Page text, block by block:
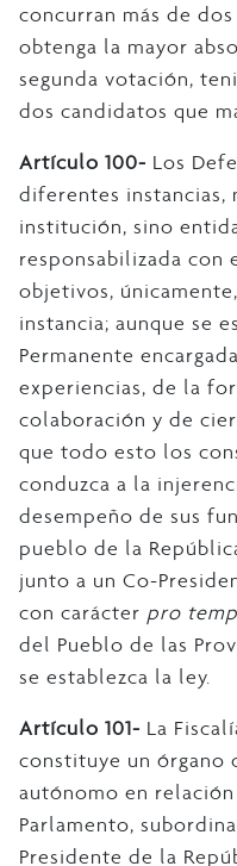
concurran más de
obtenga la mayor
segunda votación,
dos candidatos que
Artículo 100- Los
diferentes instancias,
institución, sino
responsabilizada con
objetivos,
instancia; aunque se
Permanente
experiencias, de la
colaboración y de
que todo esto los
conduzca a la
desempeño de sus
pueblo de la
junto a un Co-
con carácter pro
del Pueblo de las
se establezca la ley.
Artículo 101- La
constituye un órgano
autónomo en
Parlamento,
Presidente de la